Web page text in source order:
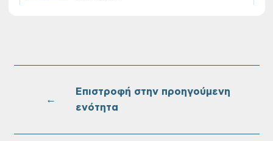
πίνακες της προκήρυξης ΣΟΧ 3/2026 του
πρόσληψη προσωπικού με σχέση
←
Επιστροφή στην προηγούμενη
ενότητα